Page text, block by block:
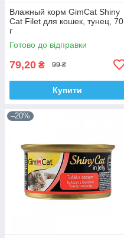
Влажный корм GimCat Shiny
Cat Filet для кошек, тунец, 70
г
Готово до відправки
79,20 ₴ 99 ₴
Купити
–20%